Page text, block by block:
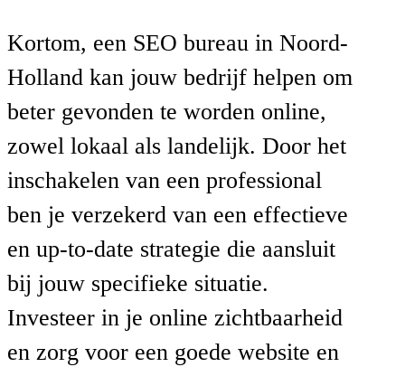
Kortom, een SEO bureau in Noord-
Holland kan jouw bedrijf helpen om
beter gevonden te worden online,
zowel lokaal als landelijk. Door het
inschakelen van een professional
ben je verzekerd van een effectieve
en up-to-date strategie die aansluit
bij jouw specifieke situatie.
Investeer in je online zichtbaarheid
en zorg voor een goede website en